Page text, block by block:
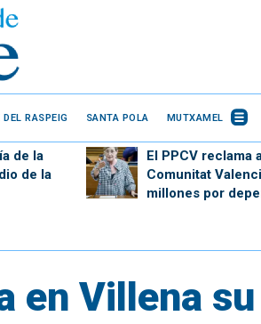
RASPEIG SANTA POLA MUTXAMEL
de la
de la
El PPCV reclama
Comunitat
millones por
en Villena su